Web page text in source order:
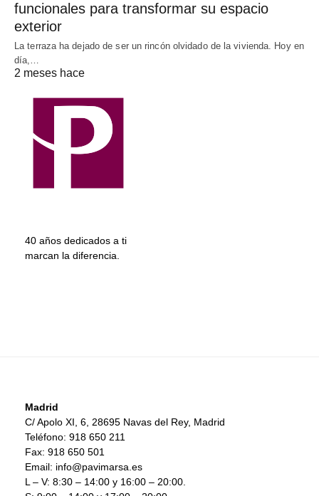
funcionales para transformar su espacio
exterior
La terraza ha dejado de ser un rincón olvidado de la vivienda. Hoy en
día,…
2 meses hace
40 años dedicados a ti
marcan la diferencia.
Madrid
C/ Apolo XI, 6, 28695 Navas del Rey, Madrid
Teléfono: 918 650 211
Fax: 918 650 501
Email: info@pavimarsa.es
L – V: 8:30 – 14:00 y 16:00 – 20:00.